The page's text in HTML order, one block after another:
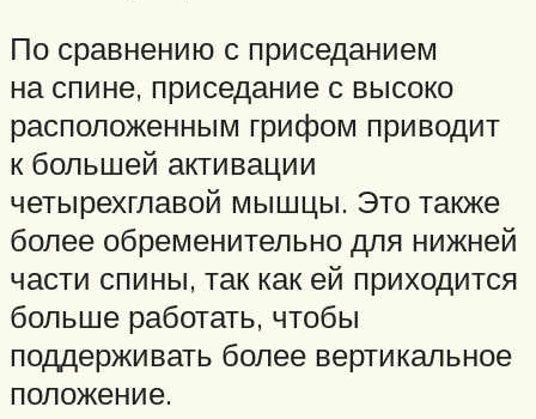
По сравнению с приседанием
на спине, приседание с высоко
расположенным грифом приводит
к большей активации
четырехглавой мышцы. Это также
более обременительно для нижней
части спины, так как ей приходится
больше работать, чтобы
поддерживать более вертикальное
положение.